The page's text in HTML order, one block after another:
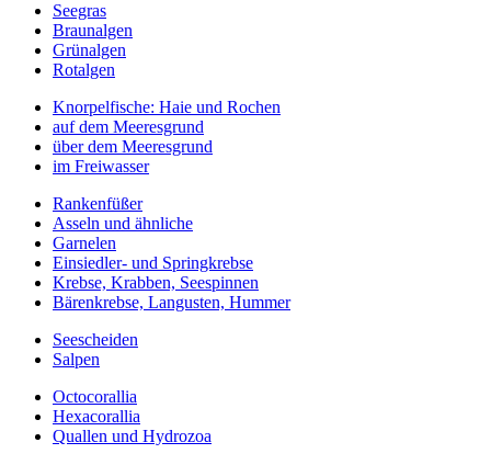
Seegras
Braunalgen
Grünalgen
Rotalgen
Knorpelfische: Haie und Rochen
auf dem Meeresgrund
über dem Meeresgrund
im Freiwasser
Rankenfüßer
Asseln und ähnliche
Garnelen
Einsiedler- und Springkrebse
Krebse, Krabben, Seespinnen
Bärenkrebse, Langusten, Hummer
Seescheiden
Salpen
Octocorallia
Hexacorallia
Quallen und Hydrozoa